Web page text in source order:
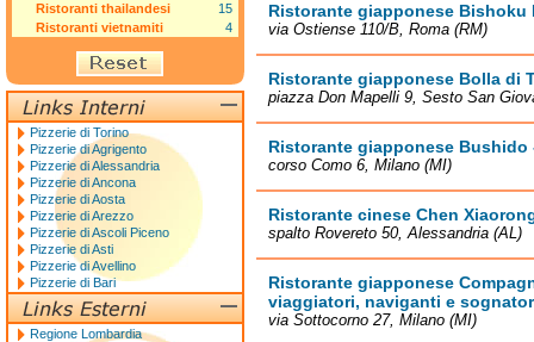
Ristorante giapponese Bishoku
via Ostiense 110/B, Roma (RM)
Ristorante giapponese Bolla di
piazza Don Mapelli 9, Sesto San
Ristorante giapponese Bushido
corso Como 6, Milano (MI)
Ristorante cinese Chen
spalto Rovereto 50, Alessandria (AL)
Ristorante giapponese
viaggiatori, naviganti e
via Sottocorno 27, Milano (MI)
Ristoranti thailandesi
15
Ristoranti vietnamiti
4
Pizzerie di Torino
Pizzerie di Agrigento
Pizzerie di Alessandria
Pizzerie di Ancona
Pizzerie di Aosta
Pizzerie di Arezzo
Pizzerie di Ascoli Piceno
Pizzerie di Asti
Pizzerie di Avellino
Pizzerie di Bari
Regione Lombardia